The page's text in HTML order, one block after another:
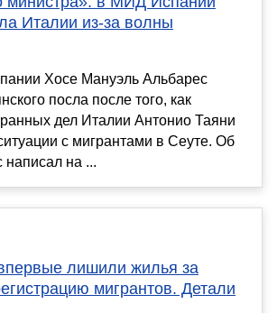
Италии из-за волны
Хосе Мануэль Альбарес
посла после того, как
дел Италии Антонио Таяни
с мигрантами в Сеуте. Об
написал на ...
лишили жилья за
мигрантов. Детали